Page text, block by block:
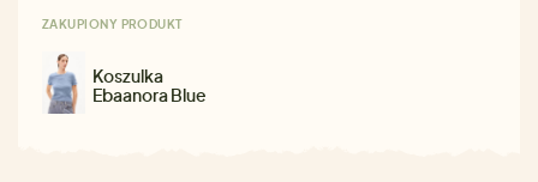
ZAKUPIONY PRODUKT
Koszulka
Ebaanora Blue